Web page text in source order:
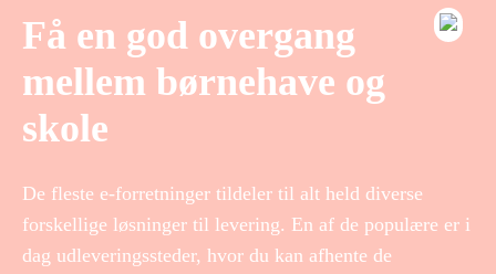
Få en god overgang
mellem børnehave og
skole
De fleste e-forretninger tildeler til alt held diverse
forskellige løsninger til levering. En af de populære er i
dag udleveringssteder, hvor du kan afhente de